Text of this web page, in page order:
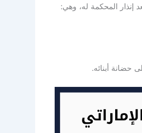
إنذار المحكمة له، وهي:
أبنائه.